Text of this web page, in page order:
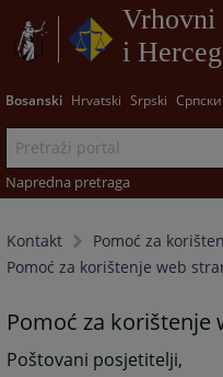
Vrhovni
i
Bosanski Hrvatski Srpski Српски
Napredna pretraga
Kontakt
Pomoć za
Pomoć za korištenje web
Pomoć za korištenje
Poštovani posjetitelji,